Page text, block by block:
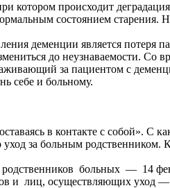
котором происходит
состоянием старения.
деменции является потеря
до неузнаваемости.
за пациентом с
себе и больному.
в контакте с собой». С
уход за больным
родственников больных — 14
и лиц, осуществляющих уход